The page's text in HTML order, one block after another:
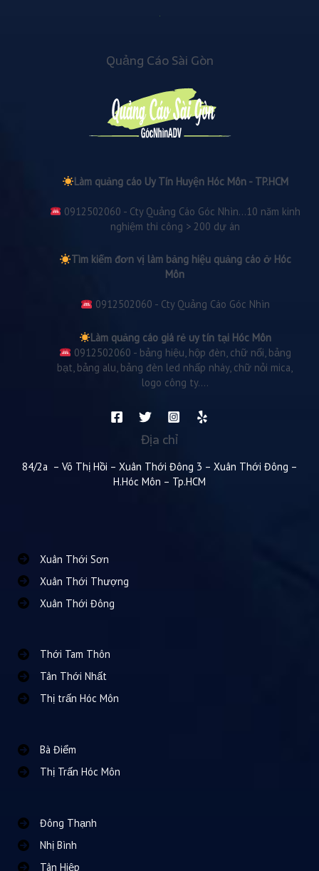
Quảng Cáo Sài Gòn
Làm quảng cáo Uy Tín Huyện Hóc Môn - TP.HCM
0912502060 - Cty Quảng Cáo Góc Nhìn...10 năm kinh
nghiệm thi công > 200 dự án
Tìm kiếm đơn vị làm bảng hiệu quảng cáo ở Hóc
Môn
0912502060 - Cty Quảng Cáo Góc Nhìn
Làm quảng cáo giá rẻ uy tín tại Hóc Môn
0912502060 - bảng hiệu, hộp đèn, chữ nổi, bảng
bạt, bảng alu, bảng đèn led nhấp nháy, chữ nỏi mica,
logo công ty....
Địa chỉ
84/2a – Võ Thị Hồi – Xuân Thới Đông 3 – Xuân Thới Đông –
H.Hóc Môn – Tp.HCM
Xuân Thới Sơn
Xuân Thới Thượng
Xuân Thới Đông
Thới Tam Thôn
Tân Thới Nhất
Thị trấn Hóc Môn
Bà Điểm
Thị Trấn Hóc Môn
Đông Thạnh
Nhị Bình
Tân Hiệp